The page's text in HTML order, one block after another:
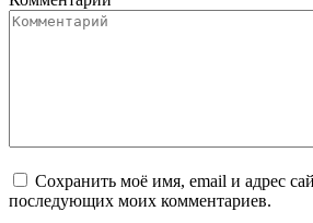
Сохранить моё имя, email и адрес
последующих моих комментариев.